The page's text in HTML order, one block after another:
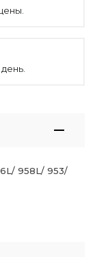
958L/ 953/